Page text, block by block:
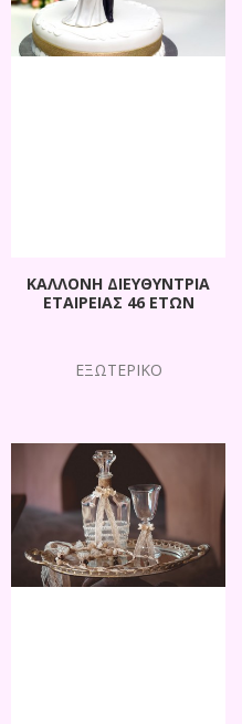
ΚΑΛΛΟΝΗ ΔΙΕΥΘΥΝΤΡΙΑ
ΕΤΑΙΡΕΙΑΣ 46 ΕΤΩΝ
ΕΞΩΤΕΡΙΚΟ